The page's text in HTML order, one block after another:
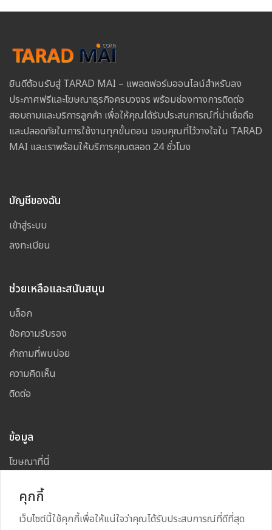
ยินดีต้อนรับสู่ TARAD MAI – แพลตฟอร์มออนไลน์สำหรับลง
ประกาศฟรีและโฆษณาธุรกิจครบวงจร พร้อมช่องทางการติดต่อ
สอบถามและบริการลูกค้า เพื่อให้คุณได้รับประสบการณ์ที่น่าเชื่อถือ
และปลอดภัยในการใช้งานทุกขั้นตอน ขอบคุณที่ไว้วางใจใน TARAD
MAI และเราพร้อมให้บริการคุณตลอด 24 ชั่วโมง
บัญชีของฉัน
เข้าสู่ระบบ
ลงทะเบียน
ช่วยเหลือและสนับสนุน
บล็อก
ข้อความรับรอง
คำถามที่พบบ่อย
ความคิดเห็น
ติดต่อ
ข้อมูล
โฆษณาที่นี่
คุกกี้
เว็บไซต์นี้ใช้คุกกี้เพื่อให้แน่ใจว่าคุณได้รับประสบการณ์ที่ดีที่สุด